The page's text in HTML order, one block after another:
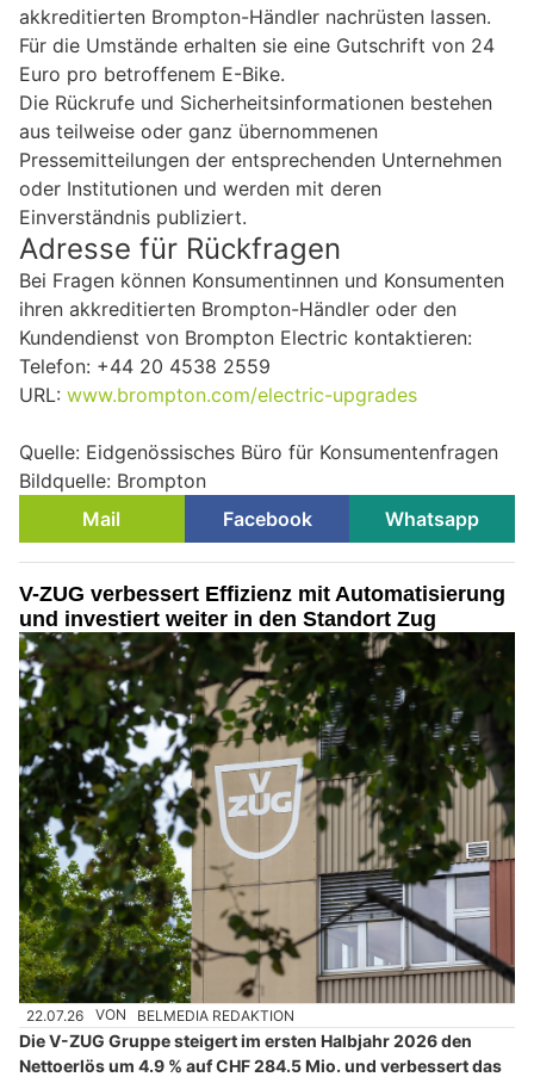
akkreditierten Brompton-Händler nachrüsten lassen.
Für die Umstände erhalten sie eine Gutschrift von 24
Euro pro betroffenem E-Bike.
Die Rückrufe und Sicherheitsinformationen bestehen
aus teilweise oder ganz übernommenen
Pressemitteilungen der entsprechenden Unternehmen
oder Institutionen und werden mit deren
Einverständnis publiziert.
Adresse für Rückfragen
Bei Fragen können Konsumentinnen und Konsumenten
ihren akkreditierten Brompton-Händler oder den
Kundendienst von Brompton Electric kontaktieren:
Telefon: +44 20 4538 2559
URL: www.brompton.com/electric-upgrades
Quelle: Eidgenössisches Büro für Konsumentenfragen
Bildquelle: Brompton
Mail
Facebook Whatsapp
V-ZUG verbessert Effizienz mit Automatisierung
und investiert weiter in den Standort Zug
22.07.26 VON BELMEDIA REDAKTION
Die V-ZUG Gruppe steigert im ersten Halbjahr 2026 den
Nettoerlös um 4.9 % auf CHF 284.5 Mio. und verbessert das